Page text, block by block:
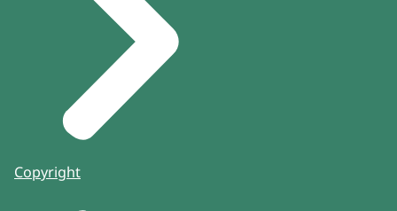
Copyright